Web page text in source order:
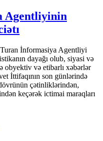
Agentliyinin
İnformasiya Agentliyi
dayağı olub, siyasi və
obyektiv və etibarlı xəbərlər
İttifaqının son günlərində
çətinliklərindən,
keçərək ictimai maraqları